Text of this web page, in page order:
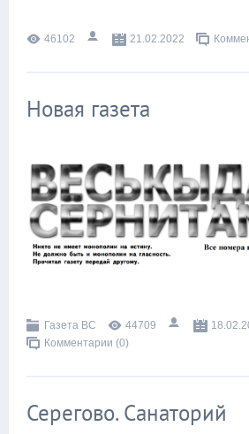
46102 21.02.2022
Новая газета
Газета ВС 44709
Комментарии (0)
Серегово. Санаторий